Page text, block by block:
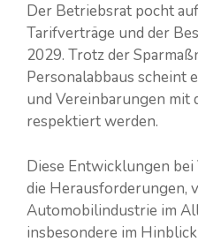
Der Betriebsrat pocht
Tarifverträge und der
2029. Trotz der
Personalabbaus scheint
und Vereinbarungen mit
respektiert werden​​.
Diese Entwicklungen
die Herausforderungen,
Automobilindustrie im
insbesondere im